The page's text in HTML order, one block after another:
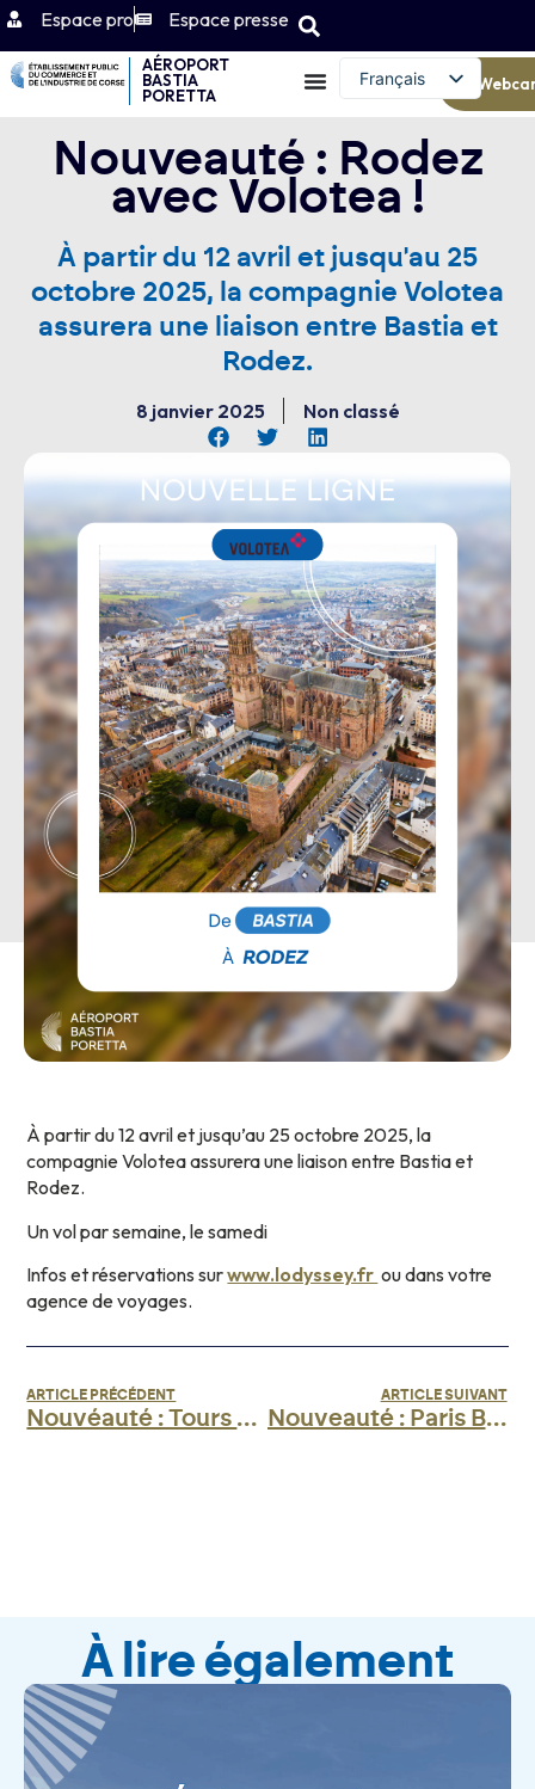
Espace pro Espace presse
AÉROPORT
BASTIA
PORETTA
Français
Nouveauté : Rodez
avec Volotea !
À partir du 12 avril et jusqu'au 25
octobre 2025, la compagnie Volotea
assurera une liaison entre Bastia et
Rodez.
8 janvier 2025 Non classé
À partir du 12 avril et jusqu’au 25 octobre 2025, la
compagnie Volotea assurera une liaison entre Bastia et
Rodez.
Un vol par semaine, le samedi
Infos et réservations surwww.lodyssey.fr ou dans votre
agence de voyages.
ARTICLE PRÉCÉDENT
Nouvéauté : Tours avec l’Odyssey !
ARTICLE SUIVANT
Nouveauté : Paris Beauvais avec Volotea
À lire également